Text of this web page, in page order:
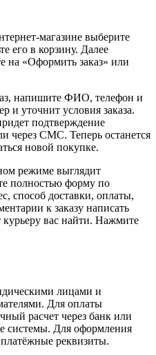
магазине выберите
его в корзину. Далее
на «Оформить заказ» или
напишите ФИО, телефон и
и уточнит условия заказа.
подтверждение
через СМС. Теперь останется
новой покупке.
режиме выглядит
полностью форму по
способ доставки, оплаты,
к заказу написать
вас найти. Нажмите
лицами и
Для оплаты
расчет через банк или
системы. Для оформления
реквизиты.